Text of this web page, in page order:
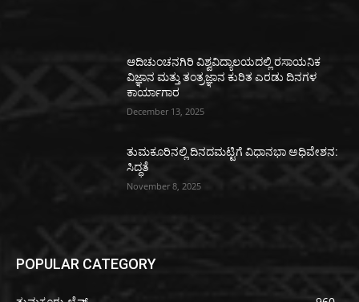
ಆದಿಚುಂಚನಗಿರಿ ವಿಶ್ವವಿದ್ಯಾಲಯದಲ್ಲಿ ರಸಾಯನಿಕ
ವಿಜ್ಞಾನ ಮತ್ತು ತಂತ್ರಜ್ಞಾನ ಕುರಿತ ಎರಡು ದಿನಗಳ
ಕಾರ್ಯಾಗಾರ
December 13, 2025
ತುಮಕೂರಿನಲ್ಲಿ ದಿನದಮಟ್ಟಿಗೆ ವಿಧಾನಭಾ ಅಧಿವೇಶನ:
ಸಿದ್ಧತೆ
November 8, 2025
POPULAR CATEGORY